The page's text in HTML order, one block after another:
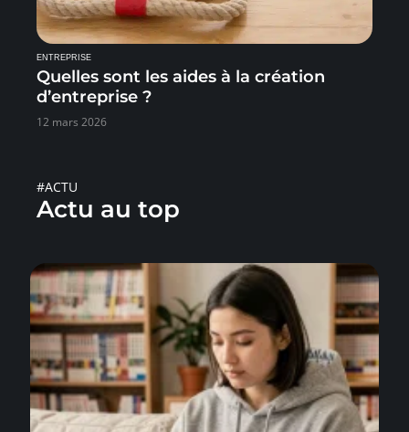
ENTREPRISE
Quelles sont les aides à la création
d’entreprise ?
12 mars 2026
#ACTU
Actu au top